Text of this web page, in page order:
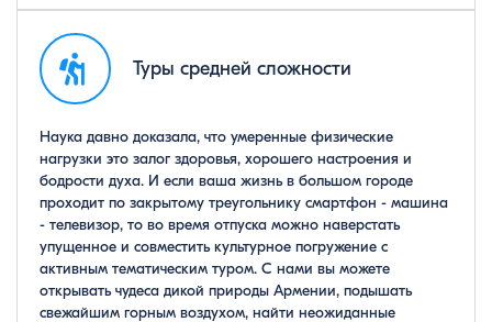
Туры средней сложности
Наука давно доказала, что умеренные физические
нагрузки это залог здоровья, хорошего настроения и
бодрости духа. И если ваша жизнь в большом городе
проходит по закрытому треугольнику смартфон - машина
- телевизор, то во время отпуска можно наверстать
упущенное и совместить культурное погружение с
активным тематическим туром. С нами вы можете
открывать чудеса дикой природы Армении, подышать
свежайшим горным воздухом, найти неожиданные